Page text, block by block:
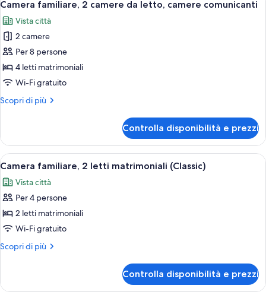
matrimoniale
tutte
le
foto
per
Camera
familiare,
camere
camere
comunicanti
Camera familiare, 2 camere da letto, camere comunicanti
Vista città
2 camere
Per 8 persone
4 letti matrimoniali
Wi-Fi gratuito
Scopri di più
Altri
familiare,
camere
letto,
camere
Controlla disponibilità e prezzi
Apri
tutte
le
foto
per
Camera
familiare,
matrimoniali
Una camera d'albergo con un letto
11
Camera familiare, 2 letti matrimoniali (Classic)
Vista città
Per 4 persone
2 letti matrimoniali
Wi-Fi gratuito
Scopri di più
Altri
familiare,
Controlla disponibilità e prezzi